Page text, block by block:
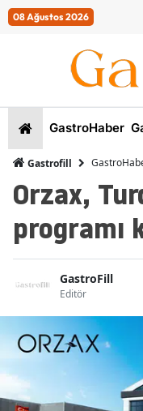
08 Ağustos 2026
GastroHaber
Gastrofill
Orzax,
programı
GastroFill
Editör